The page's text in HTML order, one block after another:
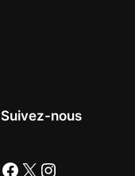
Suivez-nous
Facebook X Instagram